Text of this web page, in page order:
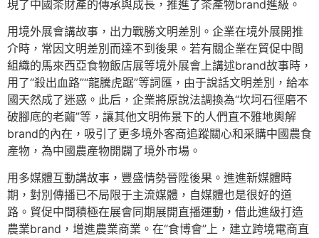
現了中國茶財產的傳承與成長，推進了茶產物brand進級。
用境外展會講故事，出力戰勝文明差別。企業在境外展開推
介時，常因文明差別而達不到後果。若有關企業在貿促中間
組織的馬來西亞食物飯店展等境外展會上講述brand故事時，
用了“殺出血路”“龍騰虎踞”等詞匯，由于說話文明差別，給本
國天然成了迷惑。此后，企業將原說法調換為“坎坷石徑磨不
破腳底的老繭”等，讓其他文明佈景下的人們直不雅地輿解
brand的內在，吸引了更多境外客商追蹤關心和采購中國農食
產物，為中國農產物開闢了境外市場。
用多媒體互動講故事，豐盛情勢晉陞後果。進進新媒體時
期，對別傳播已不局限于主流媒體，自媒體也是很好的道
路。貿促中間積極在展會同期展開直播運動，借此進級打造
農業brand，增進農業商業。在“食博會”上，建立跨境電商直